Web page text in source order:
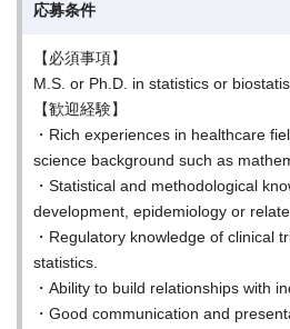
応募条件
【必須事項】
M.S. or Ph.D. in statistics or
【歓迎経験】
・Rich experiences in healthcare
science background such as
・Statistical and methodological
development, epidemiology or
・Regulatory knowledge of clinical
statistics.
・Ability to build relationships with
・Good communication and